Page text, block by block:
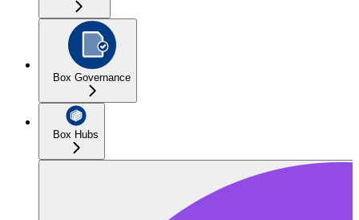
Box Governance
Box Hubs